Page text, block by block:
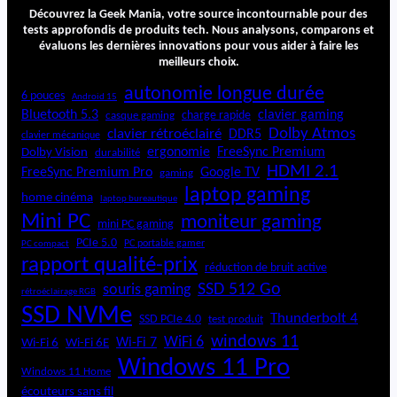
t
e
a
r
d
a
b
l
e
t
p
e
r
f
o
m
a
Découvrez la Geek Mania, votre source incontournable pour des
tests approfondis de produits tech. Nous analysons, comparons et
évaluons les dernières innovations pour vous aider à faire les
meilleurs choix.
6 pouces Android 15 autonomie longue durée
Bluetooth 5.3 casque gaming charge rapide clavier gaming
clavier mécanique clavier rétroéclairé DDR5 Dolby Atmos
Dolby Vision durabilité ergonomie
FreeSync Premium
FreeSync Premium Pro
gaming Google TV HDMI 2.1
home cinéma laptop bureautique laptop gaming
Mini PC mini PC gaming moniteur gaming
PC compact PCIe 5.0 PC portable gamer
rapport qualité-prix réduction de bruit active
rétroéclairage RGB souris gaming SSD 512 Go
SSD NVMe SSD PCIe 4.0 test produit Thunderbolt 4
Wi-Fi 6 Wi-Fi 6E Wi-Fi 7 WiFi 6 windows 11
Windows 11 Home Windows 11 Pro
écouteurs sans fil